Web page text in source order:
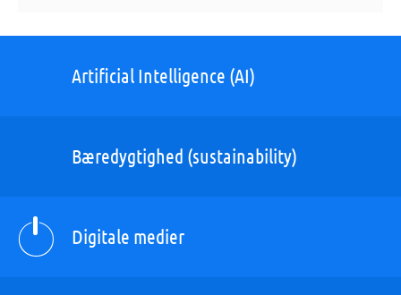
Artificial Intelligence (AI)
Bæredygtighed (sustainability)
Digitale medier